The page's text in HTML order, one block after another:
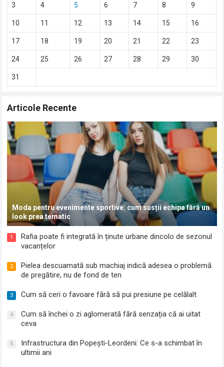
3 4 5 6 7 8 9
10 11 12 13 14 15 16
17 18 19 20 21 22 23
24 25 26 27 28 29 30
31
Articole Recente
Moda pentru evenimente sportive: cum susții echipa fără un
look prea tematic
1
Rafia poate fi integrată în ținute urbane dincolo de sezonul
vacanțelor
2
Pielea descuamată sub machiaj indică adesea o problemă
de pregătire, nu de fond de ten
3 Cum să ceri o favoare fără să pui presiune pe celălalt
4
Cum să închei o zi aglomerată fără senzația că ai uitat
ceva
5
Infrastructura din Popești-Leordeni: Ce s-a schimbat în
ultimii ani